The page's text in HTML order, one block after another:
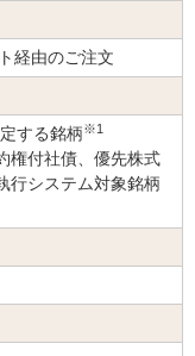
経由のご注文
する銘柄※1
権付社債、優先株式
行システム対象銘柄